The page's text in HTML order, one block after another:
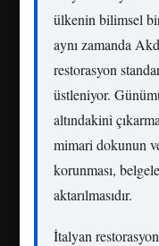
ülkenin bilimsel
aynı zamanda
restorasyon
üstleniyor.
altındakini
mimari dokunun
korunması,
aktarılmasıdır.
İtalyan